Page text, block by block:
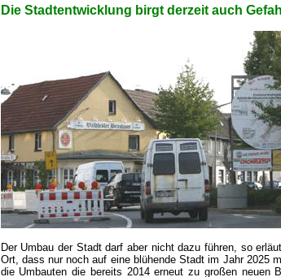
Die Stadtentwicklung birgt derzeit auch
Der Umbau der Stadt darf aber nicht dazu führen, so
Ort, dass nur noch auf eine blühende Stadt im Jahr 2025
die Umbauten die bereits 2014 erneut zu großen neuen